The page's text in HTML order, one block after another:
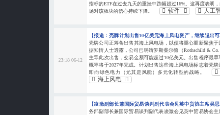
指标的ETF在过去九天的重挫中跌幅超过16%。这再度表明
场对该板块的信心持续下降。
软件 人工
23:18 06-12
【报道：壳牌计划出售10亿美元海上风电资产，继续退出
壳牌公司正筹备出售其海上风电场，以便将重心重新聚焦
据知情人士透露，公司已聘请罗斯柴尔德（Rothschild & Co.
主导此次出售，交易金额可能超过10亿美元。出售程序最
概率将于2027年完成。计划出售这些海上风电场标志着壳
即向绿色电力（尤其是风能）多元化转型的战略。
海上风电
【凌激副部长兼国际贸易谈判副代表会见英中贸协主席吴
务部副部长兼国际贸易谈判副代表凌激会见英中贸易协会